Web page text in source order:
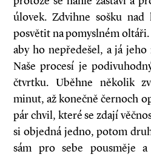
úlovek. Zdvihne sošku
posvětit na pomyslném
aby ho nepředešel, a já
Naše procesí je
čtvrtku. Uběhne několik
minut, až konečně černoch
pár chvil, které se zdají
si objedná jedno, potom
sám pro sebe pousměje